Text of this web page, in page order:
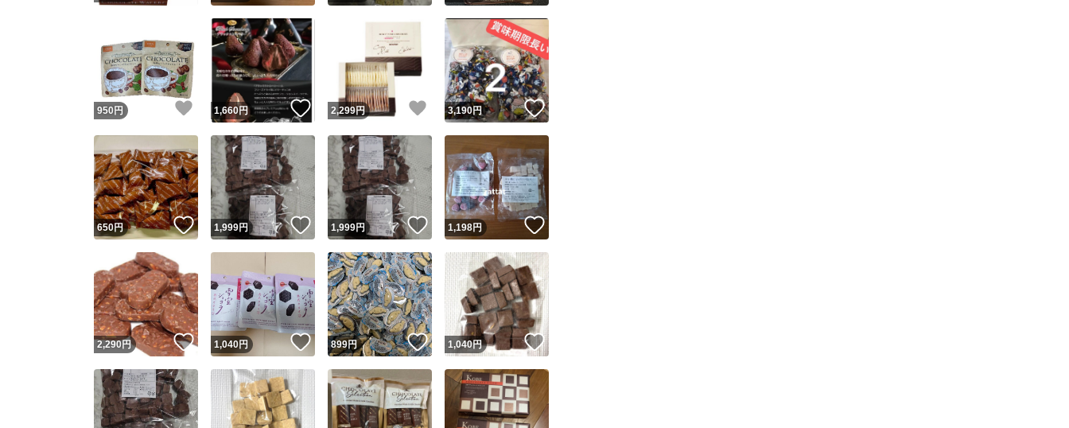
Yahoo!フリマが定めた一定の基準を満たしたユーザーにバッジを付与しています
安心取引出品者
安心取引出品者 Yahoo!フリマの基準をクリアした安心・安全なユーザーです
取引実績
取引実績◯+ このユーザーはYahoo!フリマの取引を完了させた実績があります
他フリマ実績◯+ このユーザーは他フリマサービスでの取引実績があります
スピード&安心発送
※このバッジは実績に基づく表示であり、発送を保証しているものではありません
スピード＆安心発送
このユーザーは高頻度で24時間以内＆設定した発送日数内に発送してい
ます
スピード発送 このユーザーは高頻度で24時間以内に発送しています
安心発送 このユーザーは設定した発送日数内に発送しています
この商品の情報をコピーします
商品画像の 無断転載は禁止されています
コピーは1商品につき1回 です
出品ページへ
キャンセル
950 円 いいね！
1,660円 いいね！
2,299円 いいね！
3,190円 いいね！
650円 いいね！
1,999円 いいね！
1,999円 いいね！
1,198円
2,290 円 いいね！
1,040円 いいね！
899円 いいね！
1,040円 いいね！